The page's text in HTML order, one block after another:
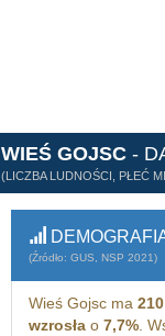
WIEŚ GOJSC -
(LICZBA LUDNOŚCI, PŁEĆ
(Źródło: GUS, NSP 2021)
Wieś Gojsc ma 210
wzrosłao 7,7%.